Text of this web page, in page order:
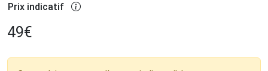
Prix indicatif
49€